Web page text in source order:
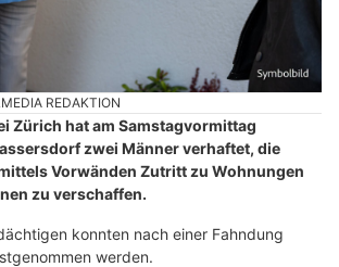
REDAKTION
Zürich hat am Samstagvormittag
zwei Männer verhaftet, die
Vorwänden Zutritt zu Wohnungen
zu verschaffen.
konnten nach einer Fahndung
werden.